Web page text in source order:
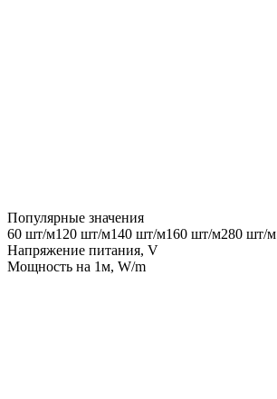
Популярные значения
60 шт/м120 шт/м140 шт/м160 шт/м280 шт/м
Напряжение питания, V
Мощность на 1м, W/m